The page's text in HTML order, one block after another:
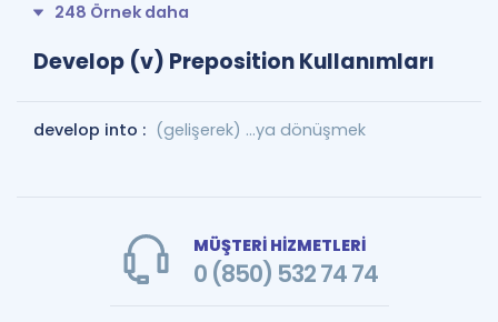
248 Örnek daha
Develop (v) Preposition Kullanımları
develop into : (gelişerek) ...ya dönüşmek
MÜŞTERİ HİZMETLERİ
0 (850) 532 74 74